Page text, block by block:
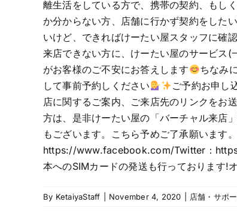
離生活をしている方で、携帯の契約、もし
か分からない方、店舗に行かず契約をした
いけど、できればけーたい屋スタッフに確
来店できない方に、けーたい屋のサービス
がお客様のご不安にお答えします
ちなみ
して事前予約しください
ご予約お申し
店に関するご案内、ご来店先のリンクをお
方は、是非けーたい屋の「バーチャル来店
もございます。こちら予めご了承願います。
https://www.facebook.com/Twitter：
本へのSIMカードの発送も行っておりま
By KetaiyaStaff November 4, 2020 店舗・サポ